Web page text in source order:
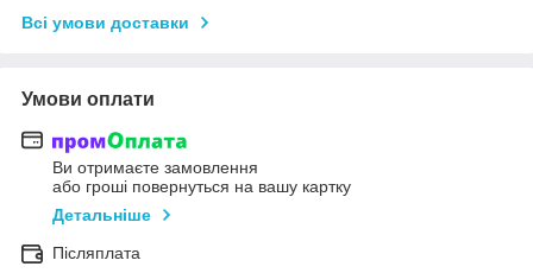
Всі умови доставки
Умови оплати
Ви отримаєте замовлення
або гроші повернуться на вашу картку
Детальніше
Післяплата